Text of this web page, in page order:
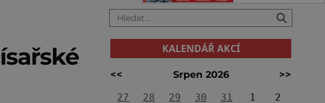
KALENDÁŘ AKCÍ
<< Srpen 2026
>>
27
28 29 30 31 1
2